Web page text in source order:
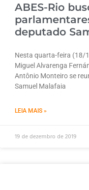
ABES-Rio
deputado
Nesta quarta-feira (18/
Miguel Alvarenga
Antônio Monteiro se
Samuel Malafaia
LEIA MAIS »
19 de dezembro de 2019